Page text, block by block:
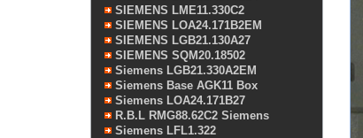
SIEMENS LME11.330C2
SIEMENS LOA24.171B2EM
SIEMENS LGB21.130A27
SIEMENS SQM20.18502
Siemens LGB21.330A2EM
Siemens Base AGK11 Box
Siemens LOA24.171B27
R.B.L RMG88.62C2 Siemens
Siemens LFL1.322